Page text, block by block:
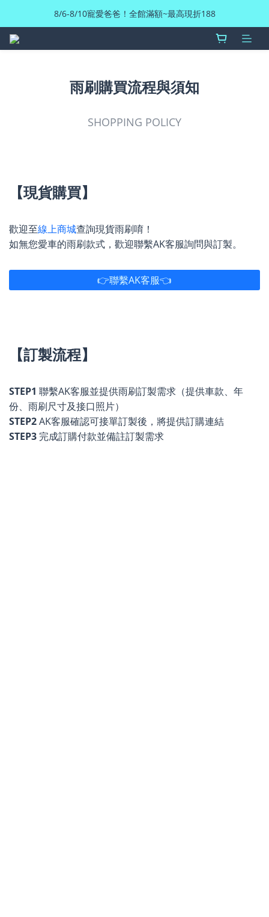
8/6-8/10寵愛爸爸！全館滿額~最高現折188
雨刷購買流程與須知
SHOPPING POLICY
【現貨購買】
歡迎至線上商城查詢現貨雨刷唷！
如無您愛車的雨刷款式，歡迎聯繫AK客服詢問與訂製。
👉聯繫AK客服👈
【訂製流程】
STEP1 聯繫AK客服並提供雨刷訂製需求（提供車款、年
份、雨刷尺寸及接口照片）
STEP2AK客服確認可接單訂製後，將提供訂購連結
STEP3 完成訂購付款並備註訂製需求